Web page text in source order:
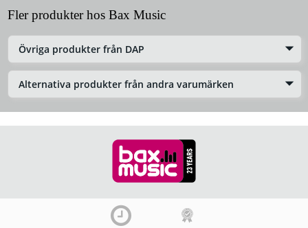
Fler produkter hos Bax Music
Övriga produkter från DAP
Alternativa produkter från andra varumärken